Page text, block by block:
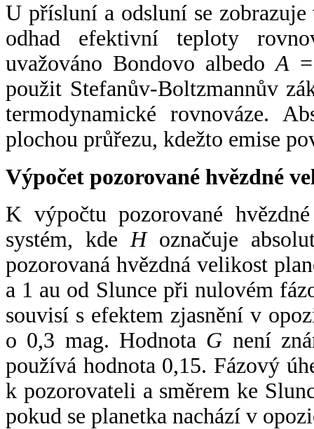
U přísluní a odsluní se
odhad efektivní teploty
uvažováno Bondovo albedoA
použit Stefanův-Boltzmannův
termodynamické rovnováze.
plochou průřezu, kdežto emise
Výpočet pozorované hvězdné
K výpočtu pozorované
systém, kde Hoznačuje
pozorovaná hvězdná velikost
a 1 au od Slunce při nulovém
souvisí s efektem zjasnění v
o 0,3 mag. Hodnota G není
používá hodnota 0,15. Fázový
k pozorovateli a směrem ke
pokud se planetka nachází v